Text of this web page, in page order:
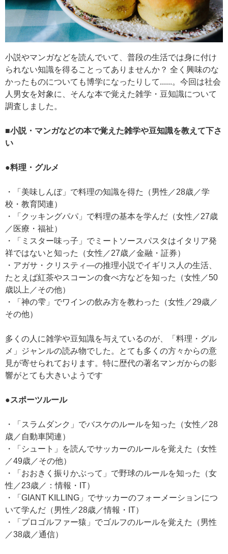
小説やマンガなどを読んでいて、普段の生活では身に付け
られない知識を得ることってありませんか？ 全く興味のな
かったものについても博学になったりして......。今回は社会
人男女を対象に、そんな本で覚えた雑学・豆知識について
調査しました。
■小説・マンガなどの本で覚えた雑学や豆知識を教えて下さ
い
●料理・グルメ
・「美味しんぼ」で料理の知識を得た（男性／28歳／学
校・教育関連）
・「クッキングパパ」で料理の基本を学んだ（女性／27歳
／医療・福祉）
・「ミスター味っ子」でミートソースパスタはイタリア発
祥ではないと知った（女性／27歳／金融・証券）
・アガサ・クリスティ—の推理小説でイギリス人の生活、
たとえば紅茶やスコーンの食べ方などを知った（女性／50
歳以上／その他）
・「神の雫」でワインの飲み方を教わった（女性／29歳／
その他）
多くの人に雑学や豆知識を与えているのが、「料理・グル
メ」ジャンルの読み物でした。とても多くの方々からの意
見が寄せられております。特に歴代の著名マンガからの影
響がとても大きいようです
●スポーツルール
・「スラムダンク」でバスケのルールを知った（女性／28
歳／自動車関連）
・「シュート」を読んでサッカーのルールを覚えた（女性
／49歳／その他）
・「おおきく振りかぶって」で野球のルールを知った（女
性／23歳／：情報・IT）
・「GIANT KILLING」でサッカーのフォーメーションにつ
いて学んだ（男性／28歳／情報・IT）
・「プロゴルファー猿」でゴルフのルールを覚えた（男性
／38歳／通信）